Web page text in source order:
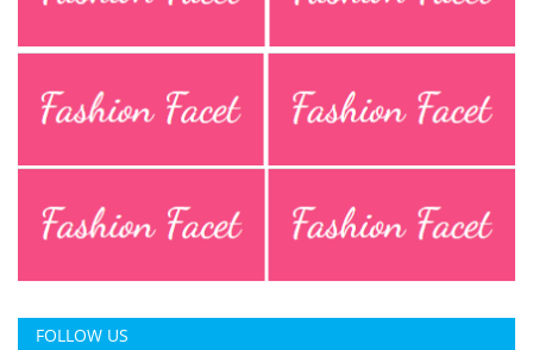
FOLLOW US